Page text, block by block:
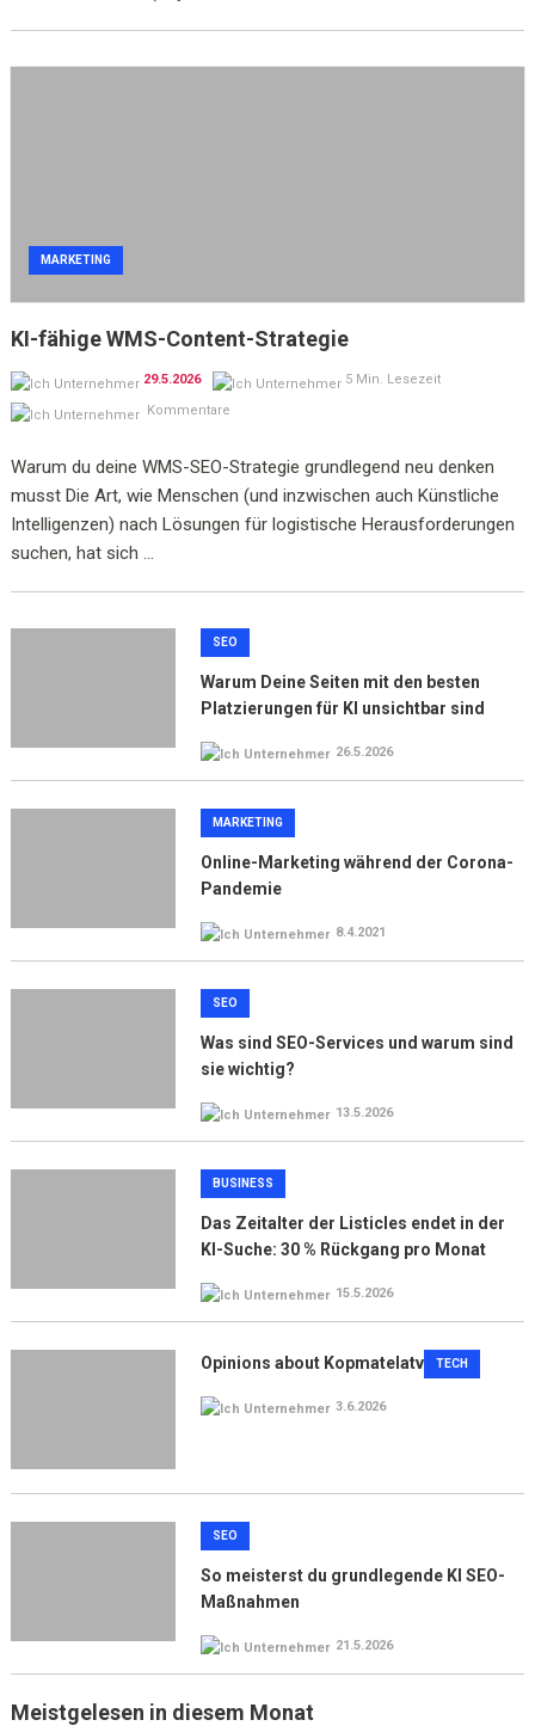
MARKETING
KI-fähige WMS-Content-Strategie
29.5.2026
5 Min. Lesezeit
Kommentare
Warum du deine WMS-SEO-Strategie grundlegend neu denken
musst Die Art, wie Menschen (und inzwischen auch Künstliche
Intelligenzen) nach Lösungen für logistische Herausforderungen
suchen, hat sich ...
SEO
Warum Deine Seiten mit den besten
Platzierungen für KI unsichtbar sind
26.5.2026
MARKETING
Online-Marketing während der Corona-
Pandemie
8.4.2021
SEO
Was sind SEO-Services und warum sind
sie wichtig?
13.5.2026
BUSINESS
Das Zeitalter der Listicles endet in der
KI-Suche: 30 % Rückgang pro Monat
15.5.2026
TECH
Opinions about Kopmatelatv
3.6.2026
SEO
So meisterst du grundlegende KI SEO-
Maßnahmen
21.5.2026
Meistgelesen in diesem Monat